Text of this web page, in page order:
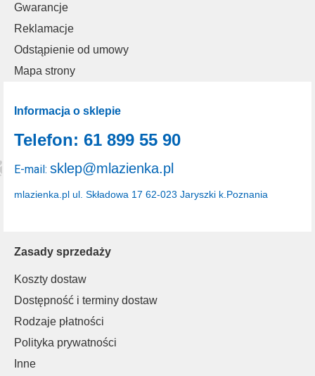
Gwarancje
Reklamacje
Odstąpienie od umowy
Mapa strony
Zasady sprzedaży
Koszty dostaw
Dostępność i terminy dostaw
Rodzaje płatności
Polityka prywatności
Inne
Informacja o sklepie
mlazienka.pl ul. Składowa 17 62-023 Jaryszki k.Poznania
Telefon: 61 899 55 90
E-mail: sklep@mlazienka.pl